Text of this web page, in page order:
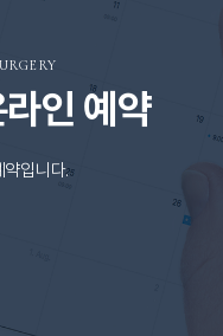
인 예약
약입니다.